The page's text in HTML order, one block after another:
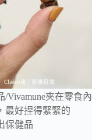
Vivamune夾在零食內
最好捏得緊緊的
保健品